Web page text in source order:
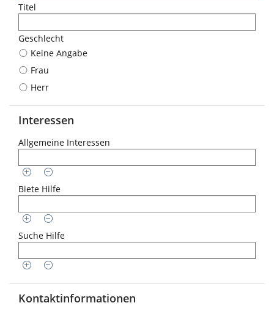
Titel
Geschlecht
Keine Angabe
Frau
Herr
Interessen
Allgemeine Interessen
Biete Hilfe
Suche Hilfe
Kontaktinformationen